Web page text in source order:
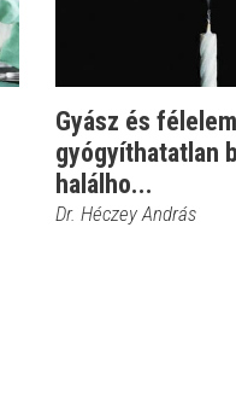
Gyász és
gyógyíthatatlan
halálho...
Dr. Héczey András